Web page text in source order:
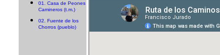
01. Casa de Peones
Camineros (t.m.)
02. Fuente de los
Chorros (pueblo)